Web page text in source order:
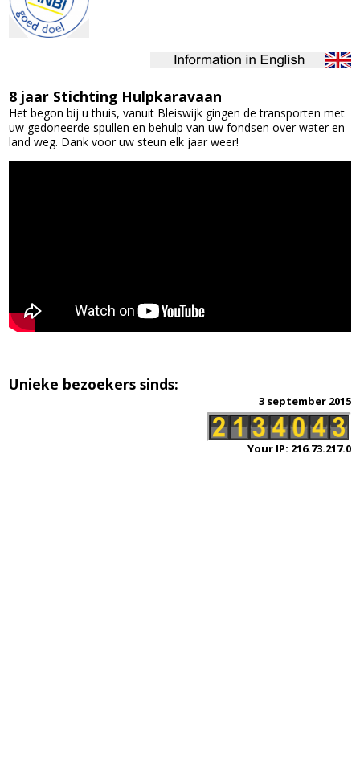
8 jaar Stichting Hulpkaravaan
Het begon bij u thuis, vanuit Bleiswijk gingen de transporten met
uw gedoneerde spullen en behulp van uw fondsen over water en
land weg. Dank voor uw steun elk jaar weer!
Unieke bezoekers sinds:
3 september 2015
Your IP: 216.73.217.0